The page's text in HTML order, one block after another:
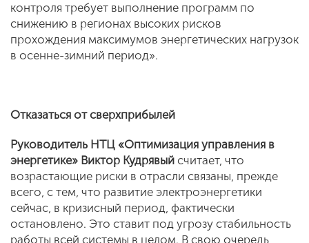
контроля требует выполнение программ по
снижению в регионах высоких рисков
прохождения максимумов энергетических нагрузок
в осенне-зимний период».
Отказаться от сверхприбылей
Руководитель НТЦ «Оптимизация управления в
энергетике» Виктор Кудрявый считает, что
возрастающие риски в отрасли связаны, прежде
всего, с тем, что развитие электроэнергетики
сейчас, в кризисный период, фактически
остановлено. Это ставит под угрозу стабильность
работы всей системы в целом. В свою очередь,